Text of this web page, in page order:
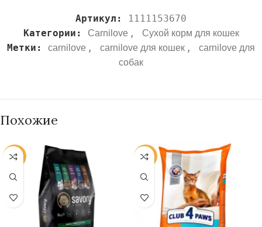
Артикул:
1111153670
Категории:
Carnilove , Сухой корм для кошек
Метки: carnilove , carnilove для кошек ,
carnilove для
собак
Похожие
-38% -19%